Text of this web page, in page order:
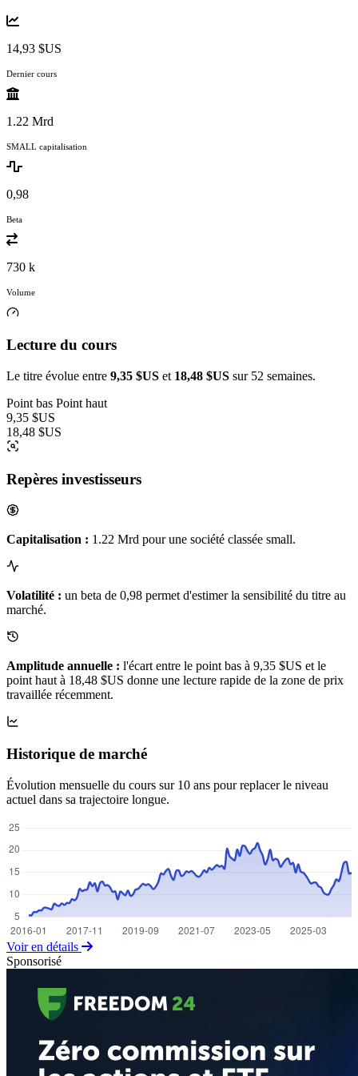
14,93 $US
Dernier cours
1.22 Mrd
SMALL capitalisation
0,98
Beta
730 k
Volume
Lecture du cours
Le titre évolue entre 9,35 $US et 18,48 $US sur 52 semaines.
Point bas Point haut
9,35 $US
18,48 $US
Repères investisseurs
Capitalisation : 1.22 Mrd pour une société classée small.
Volatilité : un beta de 0,98 permet d'estimer la sensibilité du titre au
marché.
Amplitude annuelle : l'écart entre le point bas à 9,35 $US et le
point haut à 18,48 $US donne une lecture rapide de la zone de prix
travaillée récemment.
Historique de marché
Évolution mensuelle du cours sur 10 ans pour replacer le niveau
actuel dans sa trajectoire longue.
Voir en détails
Sponsorisé